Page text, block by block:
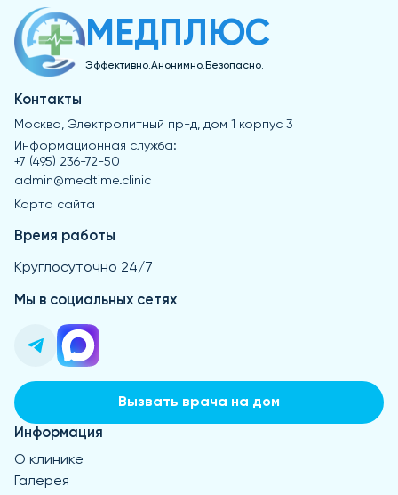
МЕДПЛЮС
Эффективно.Анонимно.Безопасно.
Контакты
Москва, Электролитный пр-д, дом 1 корпус 3
Информационная служба:
+7 (495) 236-72-50
admin@medtime.clinic
Карта сайта
Время работы
Круглосуточно 24/7
Мы в социальных сетях
Вызвать врача на дом
Информация
О клинике
Галерея